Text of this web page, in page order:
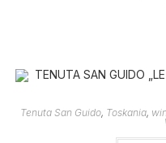
Tenuta San Guido, Toskania,